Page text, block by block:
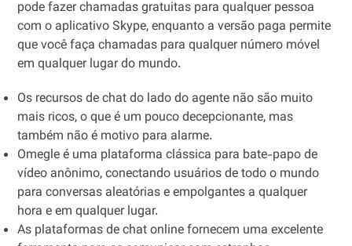
pode fazer chamadas gratuitas para qualquer pessoa
com o aplicativo Skype, enquanto a versão paga permite
que você faça chamadas para qualquer número móvel
em qualquer lugar do mundo.
Os recursos de chat do lado do agente não são muito
mais ricos, o que é um pouco decepcionante, mas
também não é motivo para alarme.
Omegle é uma plataforma clássica para bate-papo de
vídeo anônimo, conectando usuários de todo o mundo
para conversas aleatórias e empolgantes a qualquer
hora e em qualquer lugar.
As plataformas de chat online fornecem uma excelente